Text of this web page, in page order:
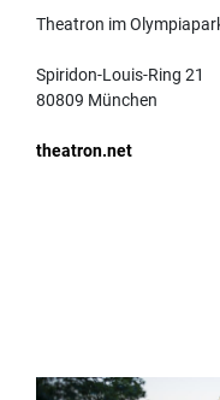
Theatron im
Spiridon-Louis-Ring 21
80809 München
theatron.net